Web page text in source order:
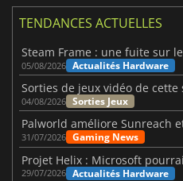
TENDANCES ACTUELLES
05/08/2026 Actualités Hardware
04/08/2026 Sorties Jeux
Palworld améliore Sunreach
31/07/2026 Gaming News
Projet Helix : Microsoft
29/07/2026 Actualités Hardware